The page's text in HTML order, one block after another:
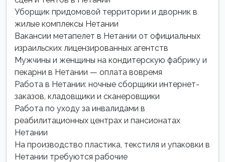
Уборщик придомовой территории и дворник в
жилые комплексы Нетании
Вакансии метапелет в Нетании от официальных
израильских лицензированных агентств
Мужчины и женщины на кондитерскую фабрику и
пекарни в Нетании — оплата вовремя
Работа в Нетании: ночные сборщики интернет-
заказов, кладовщики и сканеровщики
Работа по уходу за инвалидами в
реабилитационных центрах и пансионатах
Нетании
На производство пластика, текстиля и упаковки в
Нетании требуются рабочие